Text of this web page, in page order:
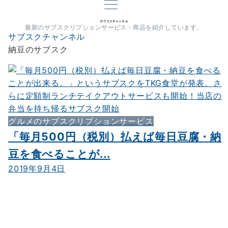
サブスクチャンネル
最新のサブスクリプションサービス・商品を紹介しています。
サブスクチャンネル
納豆のサブスク
グルメのサブスクリプションサービス
「毎月500円（税別）払えば毎日豆腐・納
豆を食べることが...
2019年9月4日